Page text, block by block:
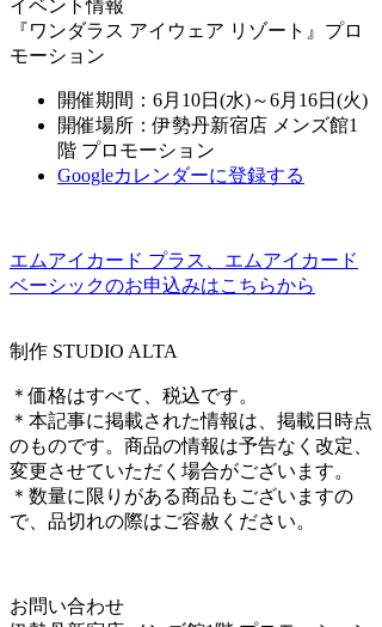
イベント情報
『ワンダラス アイウェア リゾート』プロ
モーション
開催期間：6月10日(水)～6月16日(火)
開催場所：伊勢丹新宿店 メンズ館1
階 プロモーション
Googleカレンダーに登録する
エムアイカード プラス、エムアイカード
ベーシックのお申込みはこちらから
制作 STUDIO ALTA
＊価格はすべて、税込です。
＊本記事に掲載された情報は、掲載日時点
のものです。商品の情報は予告なく改定、
変更させていただく場合がございます。
＊数量に限りがある商品もございますの
で、品切れの際はご容赦ください。
お問い合わせ